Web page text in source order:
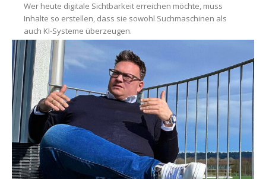
Wer heute digitale Sichtbarkeit erreichen möchte, muss
Inhalte so erstellen, dass sie sowohl Suchmaschinen als
auch KI-Systeme überzeugen.